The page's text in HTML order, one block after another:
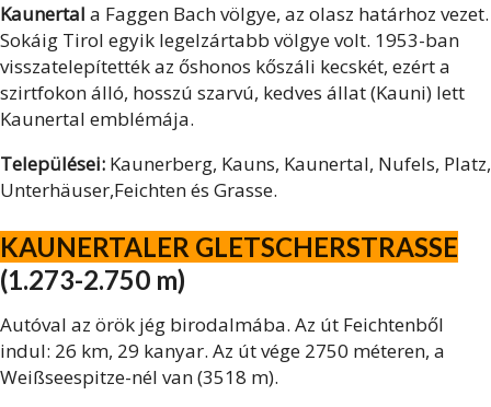
Kaunertal a Faggen Bach völgye, az olasz határhoz vezet.
Sokáig Tirol egyik legelzártabb völgye volt. 1953-ban
visszatelepítették az őshonos kőszáli kecskét, ezért a
szirtfokon álló, hosszú szarvú, kedves állat (Kauni) lett
Kaunertal emblémája.
Települései: Kaunerberg, Kauns, Kaunertal, Nufels, Platz,
Unterhäuser,Feichten és Grasse.
KAUNERTALER GLETSCHERSTRASSE
(1.273-2.750 m)
Autóval az örök jég birodalmába. Az út Feichtenből
indul: 26 km, 29 kanyar. Az út vége 2750 méteren, a
Weißseespitze-nél van (3518 m).